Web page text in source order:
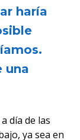
haría
una
día de las
ya sea en